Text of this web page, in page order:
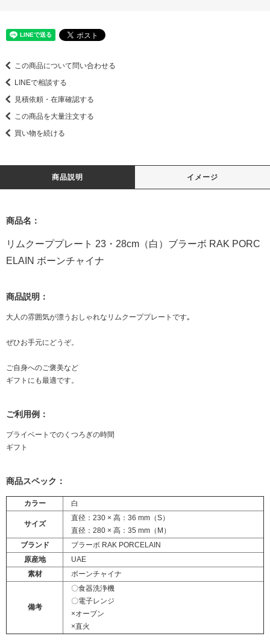
この商品について問い合わせる
LINEで相談する
見積依頼・在庫確認する
この商品を大量注文する
買い物を続ける
商品説明 イメージ
商品名：
リムクーププレート 23・28cm（白）ブラーボ RAK PORC
ELAIN ボーンチャイナ
商品説明：
大人の雰囲気が漂うおしゃれなリムクーププレートです｡
ぜひお手元にどうぞ。
ご自身へのご褒美など
ギフトにも最適です。
ご利用例：
プライベートでのくつろぎの時間
ギフト
商品スペック：
カラー 白
サイズ
直径：230 × 高：36 mm（S）
直径：280 × 高：35 mm（M）
ブランド
ブラーボ RAK PORCELAIN
原産地
UAE
素材
ボーンチャイナ
備考
〇食器洗浄機
〇電子レンジ
×オーブン
×直火